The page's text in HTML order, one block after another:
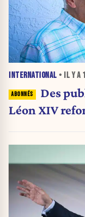
INTERNATIONAL • IL Y A
Des
Léon XIV